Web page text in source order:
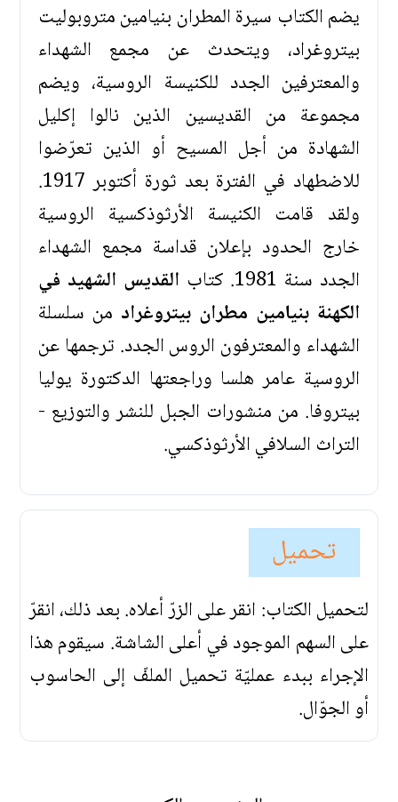
يضم الكتاب سيرة المطران بنيامين متروبوليت
بيتروغراد، ويتحدث عن مجمع الشهداء
والمعترفين الجدد للكنيسة الروسية، ويضم
مجموعة من القديسين الذين نالوا إكليل
الشهادة من أجل المسيح أو الذين تعرّضوا
للاضطهاد في الفترة بعد ثورة أكتوبر 1917.
ولقد قامت الكنيسة الأرثوذكسية الروسية
خارج الحدود بإعلان قداسة مجمع الشهداء
الجدد سنة 1981. كتاب
القديس الشهيد في
الكهنة بنيامين مطران بيتروغراد من سلسلة
الشهداء والمعترفون الروس الجدد. ترجمها عن
الروسية عامر هلسا وراجعتها الدكتورة يوليا
بيتروفا. من منشورات الجبل للنشر والتوزيع -
التراث السلافي الأرثوذكسي.
تحميل
لتحميل الكتاب: انقر على الزرّ أعلاه. بعد ذلك، انقرّ
على السهم الموجود في أعلى الشاشة. سيقوم هذا
الإجراء ببدء عمليّة تحميل الملفّ إلى الحاسوب
أو الجوّال.